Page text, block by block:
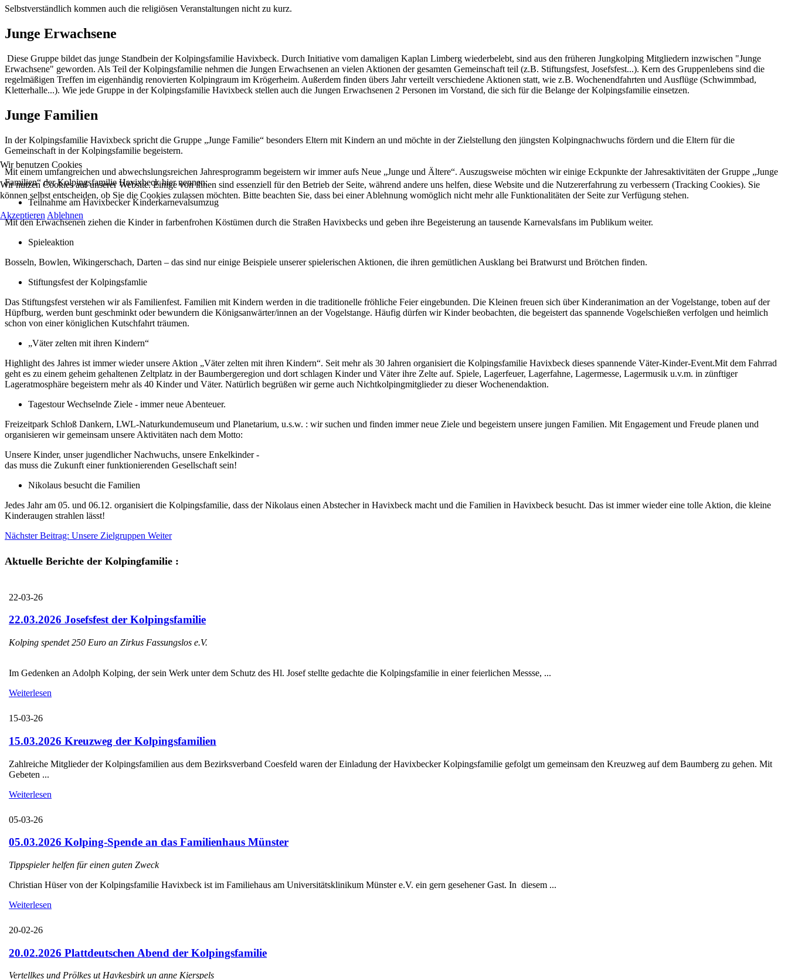
Selbstverständlich kommen auch die religiösen Veranstaltungen nicht zu kurz.
Junge Erwachsene
Diese Gruppe bildet das junge Standbein der Kolpingsfamilie Havixbeck. Durch Initiative vom damaligen Kaplan Limberg wiederbelebt, sind aus den früheren Jungkolping Mitgliedern inzwischen "Junge
Erwachsene" geworden. Als Teil der Kolpingsfamilie nehmen die Jungen Erwachsenen an vielen Aktionen der gesamten Gemeinschaft teil (z.B. Stiftungsfest, Josefsfest...). Kern des Gruppenlebens sind die
regelmäßigen Treffen im eigenhändig renovierten Kolpingraum im Krögerheim. Außerdem finden übers Jahr verteilt verschiedene Aktionen statt, wie z.B. Wochenendfahrten und Ausflüge (Schwimmbad,
Kletterhalle...). Wie jede Gruppe in der Kolpingsfamilie Havixbeck stellen auch die Jungen Erwachsenen 2 Personen im Vorstand, die sich für die Belange der Kolpingsfamilie einsetzen.
Junge Familien
In der Kolpingsfamilie Havixbeck spricht die Gruppe „Junge Familie“ besonders Eltern mit Kindern an und möchte in der Zielstellung den jüngsten Kolpingnachwuchs fördern und die Eltern für die
Gemeinschaft in der Kolpingsfamilie begeistern.
Mit einem umfangreichen und abwechslungsreichen Jahresprogramm begeistern wir immer aufs Neue „Junge und Ältere“. Auszugsweise möchten wir einige Eckpunkte der Jahresaktivitäten der Gruppe „Junge
Familien“ der Kolpingsfamilie Havixbeck hier nennen:
Teilnahme am Havixbecker Kinderkarnevalsumzug
Mit den Erwachsenen ziehen die Kinder in farbenfrohen Köstümen durch die Straßen Havixbecks und geben ihre Begeisterung an tausende Karnevalsfans im Publikum weiter.
Spieleaktion
Bosseln, Bowlen, Wikingerschach, Darten – das sind nur einige Beispiele unserer spielerischen Aktionen, die ihren gemütlichen Ausklang bei Bratwurst und Brötchen finden.
Stiftungsfest der Kolpingsfamlie
Das Stiftungsfest verstehen wir als Familienfest. Familien mit Kindern werden in die traditionelle fröhliche Feier eingebunden. Die Kleinen freuen sich über Kinderanimation an der Vogelstange, toben auf der
Hüpfburg, werden bunt geschminkt oder bewundern die Königsanwärter/innen an der Vogelstange. Häufig dürfen wir Kinder beobachten, die begeistert das spannende Vogelschießen verfolgen und heimlich
schon von einer königlichen Kutschfahrt träumen.
„Väter zelten mit ihren Kindern“
Highlight des Jahres ist immer wieder unsere Aktion „Väter zelten mit ihren Kindern“. Seit mehr als 30 Jahren organisiert die Kolpingsfamilie Havixbeck dieses spannende Väter-Kinder-Event.Mit dem Fahrrad
geht es zu einem geheim gehaltenen Zeltplatz in der Baumbergeregion und dort schlagen Kinder und Väter ihre Zelte auf. Spiele, Lagerfeuer, Lagerfahne, Lagermesse, Lagermusik u.v.m. in zünftiger
Lageratmosphäre begeistern mehr als 40 Kinder und Väter. Natürlich begrüßen wir gerne auch Nichtkolpingmitglieder zu dieser Wochenendaktion.
Tagestour Wechselnde Ziele - immer neue Abenteuer.
Freizeitpark Schloß Dankern, LWL-Naturkundemuseum und Planetarium, u.s.w. : wir suchen und finden immer neue Ziele und begeistern unsere jungen Familien. Mit Engagement und Freude planen und
organisieren wir gemeinsam unsere Aktivitäten nach dem Motto:
Unsere Kinder, unser jugendlicher Nachwuchs, unsere Enkelkinder -
das muss die Zukunft einer funktionierenden Gesellschaft sein!
Nikolaus besucht die Familien
Jedes Jahr am 05. und 06.12. organisiert die Kolpingsfamilie, dass der Nikolaus einen Abstecher in Havixbeck macht und die Familien in Havixbeck besucht. Das ist immer wieder eine tolle Aktion, die kleine
Kinderaugen strahlen lässt!
Nächster Beitrag: Unsere Zielgruppen Weiter
Aktuelle Berichte der Kolpingfamilie :
22-03-26
22.03.2026 Josefsfest der Kolpingsfamilie
Kolping spendet 250 Euro an Zirkus Fassungslos e.V.
Im Gedenken an Adolph Kolping, der sein Werk unter dem Schutz des Hl. Josef stellte gedachte die Kolpingsfamilie in einer feierlichen Messse, ...
Weiterlesen
15-03-26
15.03.2026 Kreuzweg der Kolpingsfamilien
Zahlreiche Mitglieder der Kolpingsfamilien aus dem Bezirksverband Coesfeld waren der Einladung der Havixbecker Kolpingsfamilie gefolgt um gemeinsam den Kreuzweg auf dem Baumberg zu gehen. Mit
Gebeten ...
Weiterlesen
05-03-26
05.03.2026 Kolping-Spende an das Familienhaus Münster
Tippspieler helfen für einen guten Zweck
Christian Hüser von der Kolpingsfamilie Havixbeck ist im Familiehaus am Universitätsklinikum Münster e.V. ein gern gesehener Gast. In diesem ...
Weiterlesen
20-02-26
20.02.2026 Plattdeutschen Abend der Kolpingsfamilie
Vertellkes und Prölkes ut Havkesbirk un anne Kierspels
Wir benutzen Cookies
Wir nutzen Cookies auf unserer Website. Einige von ihnen sind essenziell für den Betrieb der Seite, während andere uns helfen, diese Website und die Nutzererfahrung zu verbessern (Tracking Cookies). Sie
können selbst entscheiden, ob Sie die Cookies zulassen möchten. Bitte beachten Sie, dass bei einer Ablehnung womöglich nicht mehr alle Funktionalitäten der Seite zur Verfügung stehen.
Akzeptieren Ablehnen